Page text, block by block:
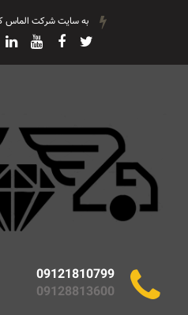
به سایت شرکت الماس
09121810799
09128813600